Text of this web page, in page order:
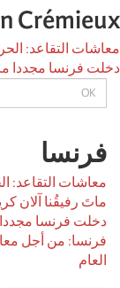
OK
فرنسا
معاشات التقاعد:
ماتَ رفيقُنا آلان
دخلت فرنسا
فرنسا: من أجل
العام
Crémieux
معاشات التقاعد:
دخلت فرنسا مجددا